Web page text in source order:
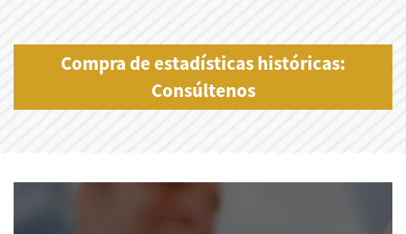
Compra de estadísticas históricas:
Consúltenos